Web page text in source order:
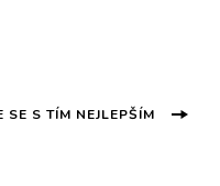
SE S TÍM NEJLEPŠÍM